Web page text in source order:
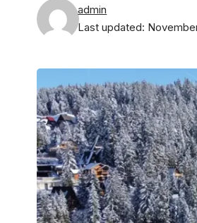
Last updated: November
admin